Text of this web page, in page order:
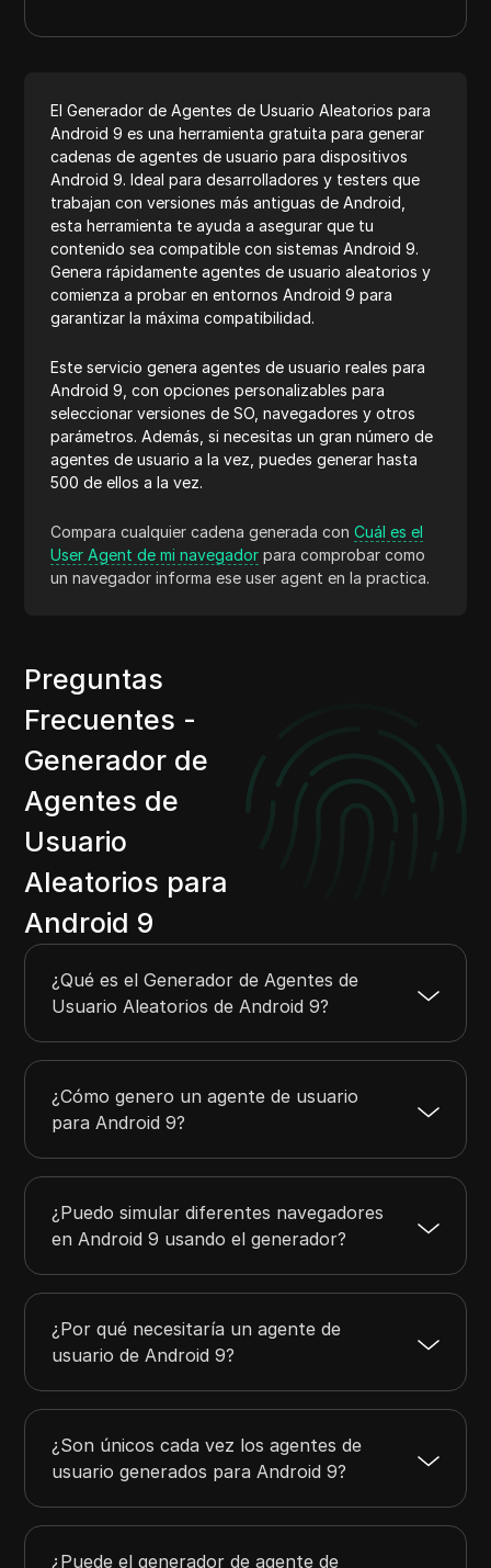
El Generador de Agentes de Usuario Aleatorios para
Android 9 es una herramienta gratuita para generar
cadenas de agentes de usuario para dispositivos
Android 9. Ideal para desarrolladores y testers que
trabajan con versiones más antiguas de Android,
esta herramienta te ayuda a asegurar que tu
contenido sea compatible con sistemas Android 9.
Genera rápidamente agentes de usuario aleatorios y
comienza a probar en entornos Android 9 para
garantizar la máxima compatibilidad.
Este servicio genera agentes de usuario reales para
Android 9, con opciones personalizables para
seleccionar versiones de SO, navegadores y otros
parámetros. Además, si necesitas un gran número de
agentes de usuario a la vez, puedes generar hasta
500 de ellos a la vez.
Compara cualquier cadena generada conCuál es el
User Agent de mi navegador para comprobar como
un navegador informa ese user agent en la practica.
Preguntas
Frecuentes -
Generador de
Agentes de
Usuario
Aleatorios para
Android 9
¿Qué es el Generador de Agentes de
Usuario Aleatorios de Android 9?
¿Cómo genero un agente de usuario
para Android 9?
¿Puedo simular diferentes navegadores
en Android 9 usando el generador?
¿Por qué necesitaría un agente de
usuario de Android 9?
¿Son únicos cada vez los agentes de
usuario generados para Android 9?
¿Puede el generador de agente de